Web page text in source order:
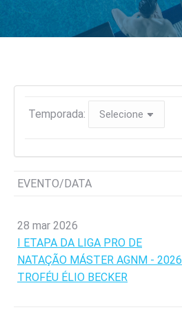
Temporada:
EVENTO/DATA
28 mar 2026
I ETAPA DA LIGA PRO DE
NATAÇÃO MÁSTER AGNM - 2026
TROFÉU ÉLIO BECKER